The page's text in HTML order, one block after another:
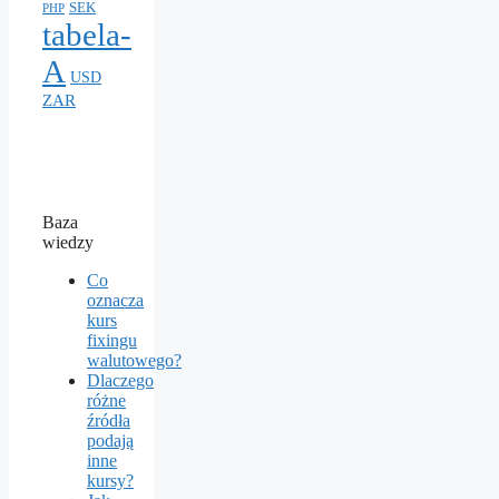
PHP SEK
tabela-
A USD
ZAR
Baza
wiedzy
Co
oznacza
kurs
fixingu
walutowego?
Dlaczego
różne
źródła
podają
inne
kursy?